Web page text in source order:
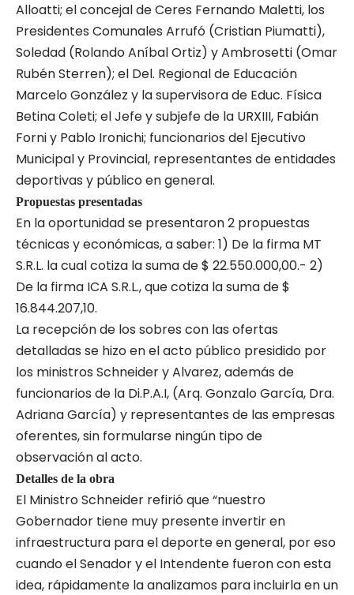
Alloatti; el concejal de Ceres Fernando Maletti, los
Presidentes Comunales Arrufó (Cristian Piumatti),
Soledad (Rolando Aníbal Ortiz) y Ambrosetti (Omar
Rubén Sterren); el Del. Regional de Educación
Marcelo González y la supervisora de Educ. Física
Betina Coleti; el Jefe y subjefe de la URXIII, Fabián
Forni y Pablo Ironichi; funcionarios del Ejecutivo
Municipal y Provincial, representantes de entidades
deportivas y público en general.
Propuestas presentadas
En la oportunidad se presentaron 2 propuestas
técnicas y económicas, a saber: 1) De la firma MT
S.R.L. la cual cotiza la suma de $ 22.550.000,00.- 2)
De la firma ICA S.R.L., que cotiza la suma de $
16.844.207,10.
La recepción de los sobres con las ofertas
detalladas se hizo en el acto público presidido por
los ministros Schneider y Alvarez, además de
funcionarios de la Di.P.A.I, (Arq. Gonzalo García, Dra.
Adriana García) y representantes de las empresas
oferentes, sin formularse ningún tipo de
observación al acto.
Detalles de la obra
El Ministro Schneider refirió que “nuestro
Gobernador tiene muy presente invertir en
infraestructura para el deporte en general, por eso
cuando el Senador y el Intendente fueron con esta
idea, rápidamente la analizamos para incluirla en un